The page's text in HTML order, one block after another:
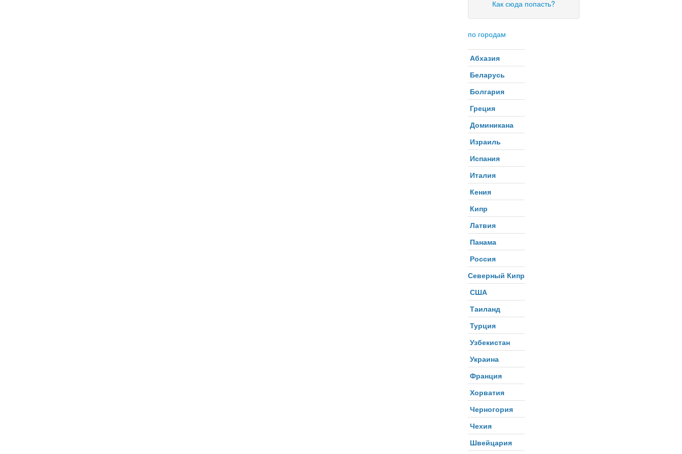
Как сюда попасть?
по городам
Абхазия
Беларусь
Болгария
Греция
Доминикана
Израиль
Испания
Италия
Кения
Кипр
Латвия
Панама
Россия
Северный Кипр
США
Таиланд
Турция
Узбекистан
Украина
Франция
Хорватия
Черногория
Чехия
Швейцария